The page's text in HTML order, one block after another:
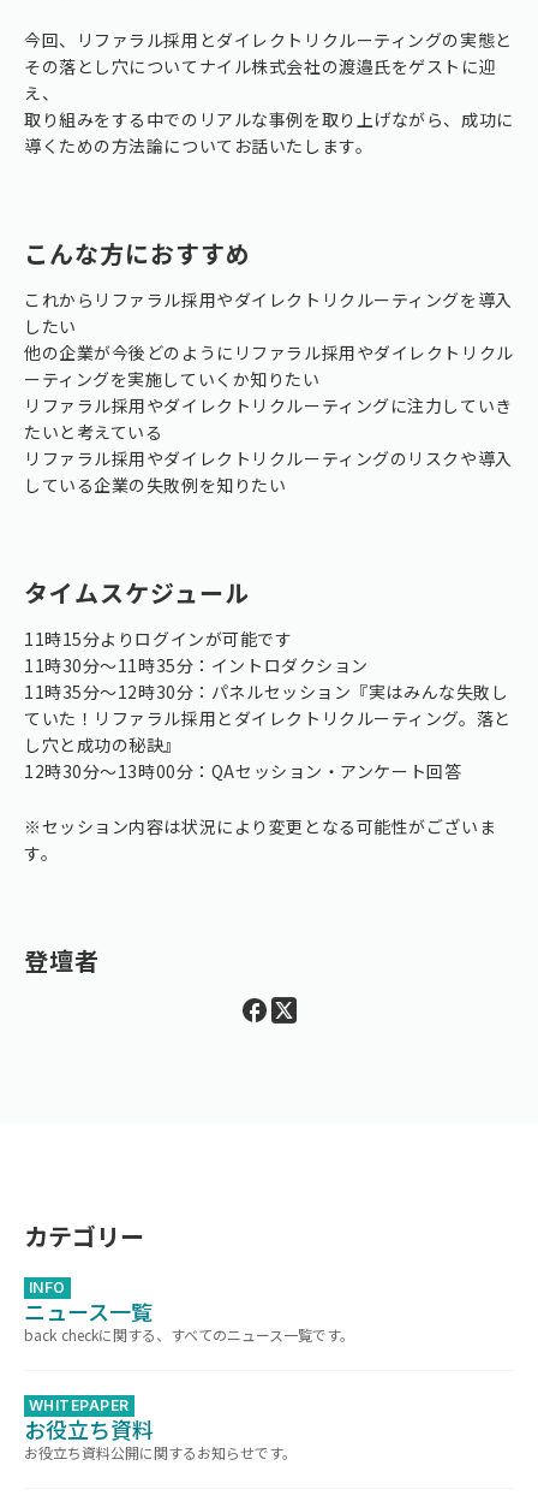
今回、リファラル採用とダイレクトリクルーティングの実態と
その落とし穴についてナイル株式会社の渡邉氏をゲストに迎
え、
取り組みをする中でのリアルな事例を取り上げながら、成功に
導くための方法論についてお話いたします。
こんな方におすすめ
これからリファラル採用やダイレクトリクルーティングを導入
したい
他の企業が今後どのようにリファラル採用やダイレクトリクル
ーティングを実施していくか知りたい
リファラル採用やダイレクトリクルーティングに注力していき
たいと考えている
リファラル採用やダイレクトリクルーティングのリスクや導入
している企業の失敗例を知りたい
タイムスケジュール
11時15分よりログインが可能です
11時30分〜11時35分：イントロダクション
11時35分〜12時30分：パネルセッション『実はみんな失敗し
ていた！リファラル採用とダイレクトリクルーティング。落と
し穴と成功の秘訣』
12時30分〜13時00分：QAセッション・アンケート回答
※セッション内容は状況により変更となる可能性がございま
す。
登壇者
カテゴリー
INFO
ニュース一覧
back checkに関する、すべてのニュース一覧です。
WHITEPAPER
お役立ち資料
お役立ち資料公開に関するお知らせです。